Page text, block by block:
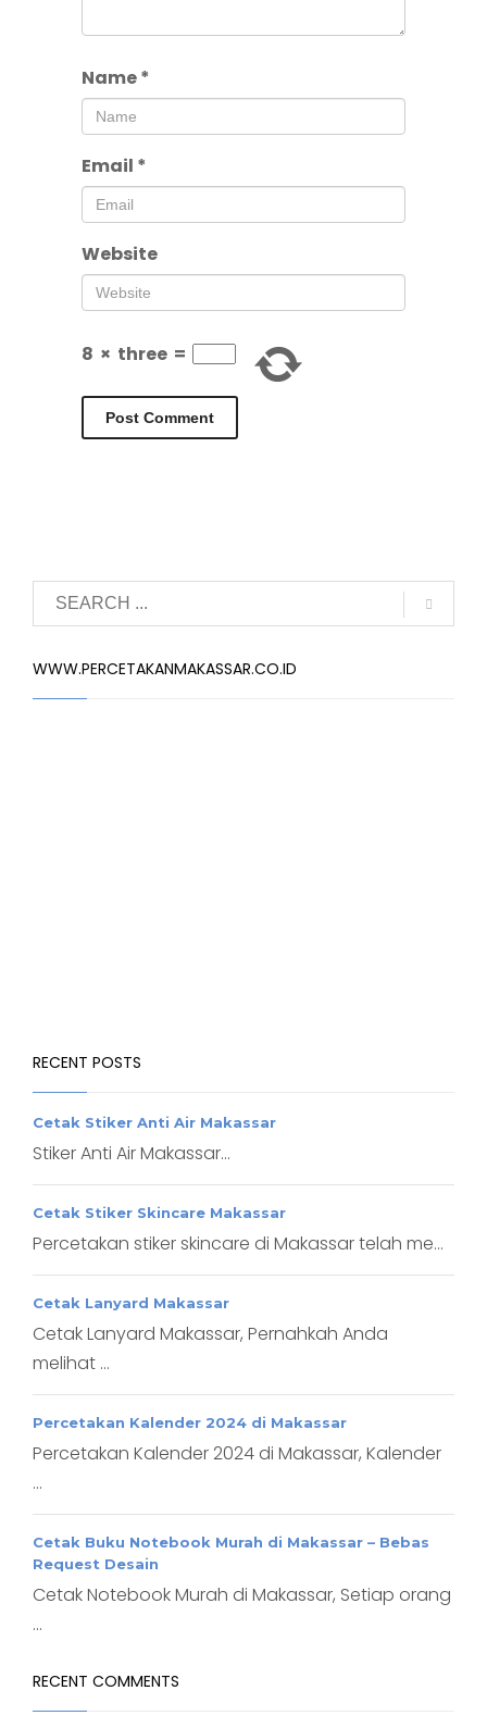
Name*
Email *
Website
8 × three =
WWW.PERCETAKANMAKASSAR.CO.ID
RECENT POSTS
Cetak Stiker Anti Air Makassar
Stiker Anti Air Makassar...
Cetak Stiker Skincare Makassar
Percetakan stiker skincare di Makassar telah me...
Cetak Lanyard Makassar
Cetak Lanyard Makassar, Pernahkah Anda
melihat ...
Percetakan Kalender 2024 di Makassar
Percetakan Kalender 2024 di Makassar, Kalender
...
Cetak Buku Notebook Murah di Makassar – Bebas
Request Desain
Cetak Notebook Murah di Makassar, Setiap orang
...
RECENT COMMENTS